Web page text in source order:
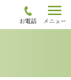
お電話 メニュー